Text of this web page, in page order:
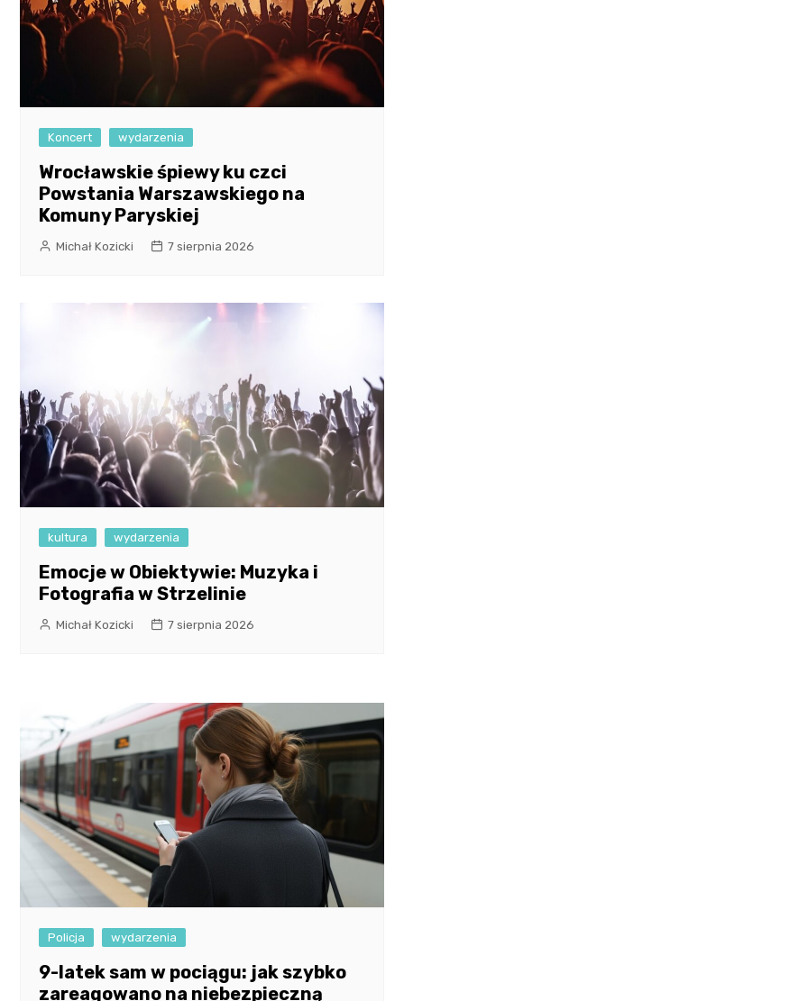
Koncert wydarzenia
Wrocławskie śpiewy ku czci
Powstania Warszawskiego na
Komuny Paryskiej
Michał Kozicki 7 sierpnia 2026
kultura wydarzenia
Emocje w Obiektywie: Muzyka i
Fotografia w Strzelinie
Michał Kozicki 7 sierpnia 2026
Policja wydarzenia
9-latek sam w pociągu: jak szybko
zareagowano na niebezpieczną